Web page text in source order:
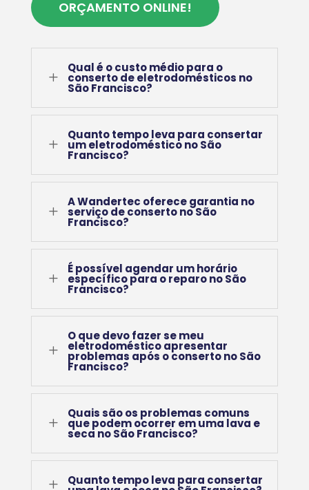
ORÇAMENTO ONLINE!
L
Qual é o custo médio para o
conserto de eletrodomésticos no
São Francisco?
L
Quanto tempo leva para consertar
um eletrodoméstico no São
Francisco?
L
A Wandertec oferece garantia no
serviço de conserto no São
Francisco?
L
É possível agendar um horário
específico para o reparo no São
Francisco?
L
O que devo fazer se meu
eletrodoméstico apresentar
problemas após o conserto no São
Francisco?
L
Quais são os problemas comuns
que podem ocorrer em uma lava e
seca no São Francisco?
L Quanto tempo leva para consertar